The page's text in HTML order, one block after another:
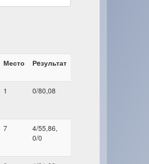
Место Рeзультат
1 0/80,08
7
4/55,86,
0/0